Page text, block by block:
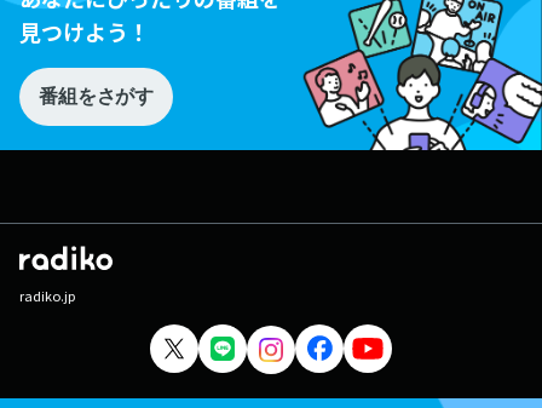
見つけよう！
番組をさがす
radiko.jp